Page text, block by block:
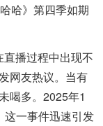
哈》第四季如期
播过程中出现不
网友热议。当有
喝多。2025年1
这一事件迅速引发